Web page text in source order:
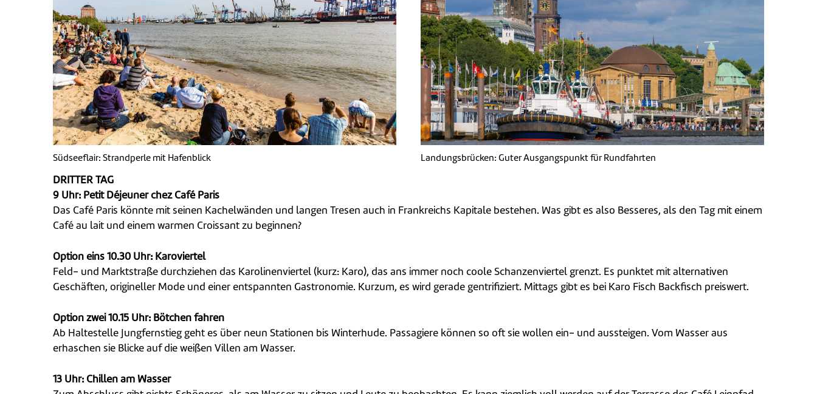
Südseeflair: Strandperle mit Hafenblick Landungsbrücken: Guter Ausgangspunkt für Rundfahrten
DRITTER TAG
9 Uhr: Petit Déjeuner chez Café Paris
Das Café Paris könnte mit seinen Kachelwänden und langen Tresen auch in Frankreichs Kapitale bestehen. Was gibt es also Besseres, als den Tag mit einem
Café au lait und einem warmen Croissant zu beginnen?
Option eins 10.30 Uhr: Karoviertel
Feld- und Marktstraße durchziehen das Karolinenviertel (kurz: Karo), das ans immer noch coole Schanzenviertel grenzt. Es punktet mit alternativen
Geschäften, origineller Mode und einer entspannten Gastronomie. Kurzum, es wird gerade gentrifiziert. Mittags gibt es bei Karo Fisch Backfisch preiswert.
Option zwei 10.15 Uhr: Bötchen fahren
Ab Haltestelle Jungfernstieg geht es über neun Stationen bis Winterhude. Passagiere können so oft sie wollen ein- und aussteigen. Vom Wasser aus
erhaschen sie Blicke auf die weißen Villen am Wasser.
13 Uhr: Chillen am Wasser